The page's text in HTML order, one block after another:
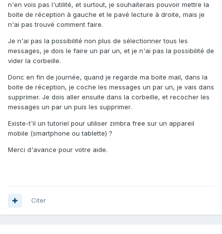
n'en vois pas l'utilité, et surtout, je souhaiterais pouvoir mettre la
boite de réception à gauche et le pavé lecture à droite, mais je
n'ai pas trouvé comment faire.
Je n'ai pas la possibilité non plus de sélectionner tous les
messages, je dois le faire un par un, et je n'ai pas la possibilité de
vider la corbeille.
Donc en fin de journée, quand je regarde ma boite mail, dans la
boite de réception, je coche les messages un par un, je vais dans
supprimer. Je dois aller ensuite dans la corbeille, et recocher les
messages un par un puis les supprimer.
Existe-t'il un tutoriel pour utiliser zimbra free sur un appareil
mobile (smartphone ou tablette) ?
Merci d'avance pour votre aide.
Citer